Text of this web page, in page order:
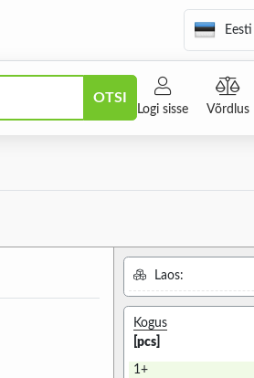
Eesti
OTSI
Logi sisse Võrdlus
Laos:
Kogus
[pcs]
1+